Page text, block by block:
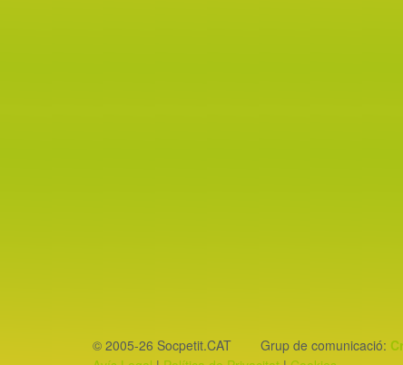
© 2005-26 Socpetit.CAT Grup de comunicació: